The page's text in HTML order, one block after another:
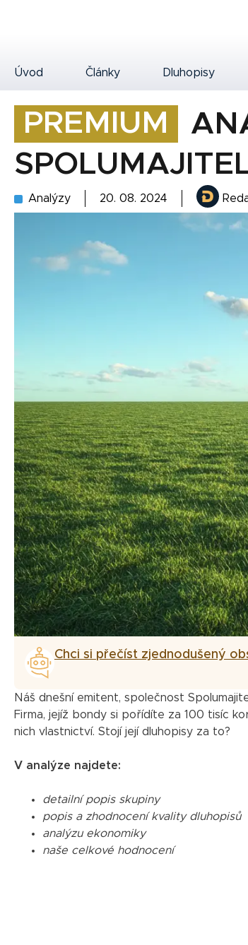
Úvod Články Dluhopisy
PREMIUM
Analýzy 20. 08. 2024
Chci si přečíst zjednodušený
Náš dnešní emitent, společnost
Firma, jejíž bondy si pořídíte za 100 tisíc
nich vlastnictví. Stojí její dluhopisy za to?
V analýze najdete:
detailní popis skupiny
popis a zhodnocení kvality dluhopisů
analýzu ekonomiky
naše celkové hodnocení